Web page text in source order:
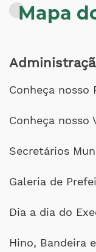
Mapa
Conheça nosso
Conheça nosso
Secretários
Galeria de
Dia a dia do
Hino, Bandeira